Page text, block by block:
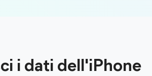
i dati dell'iPhone